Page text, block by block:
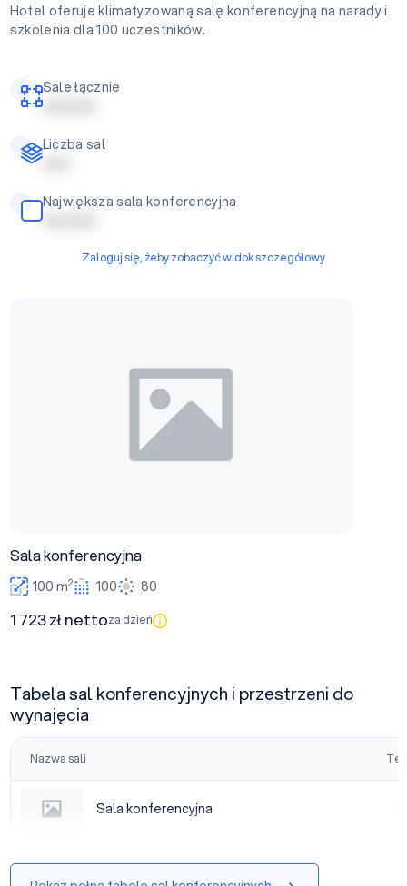
Hotel oferuje klimatyzowaną salę konferencyjną na narady i
szkolenia dla 100 uczestników.
Sale łącznie
| | | | | | | | | |
Liczba sal
| | | | |
Największa sala konferencyjna
| | | | | | | | | |
Zaloguj się, żeby zobaczyć widok szczegółowy
Sala konferencyjna
100 m2 100 80
1 723 zł nettoza dzień
Tabela sal konferencyjnych i przestrzeni do
wynajęcia
Nazwa sali
Sala konferencyjna
Sala konferencyjna